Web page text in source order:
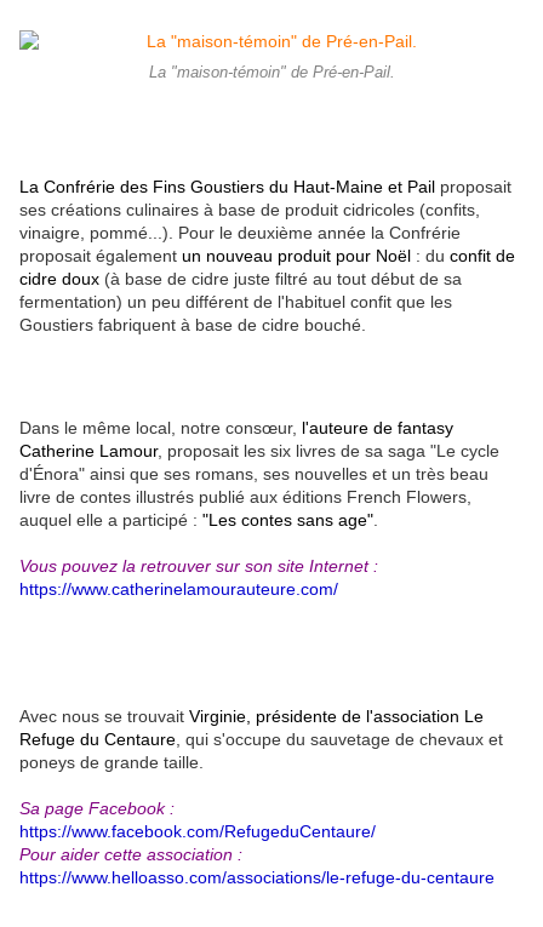
La "maison-témoin" de Pré-en-Pail.
La Confrérie des Fins Goustiers du Haut-Maine et Pail proposait
ses créations culinaires à base de produit cidricoles (confits,
vinaigre, pommé...). Pour le deuxième année la Confrérie
proposait également un nouveau produit pour Noël : du confit de
cidre doux (à base de cidre juste filtré au tout début de sa
fermentation) un peu différent de l'habituel confit que les
Goustiers fabriquent à base de cidre bouché.
Dans le même local, notre consœur, l'auteure de fantasy
Catherine Lamour, proposait les six livres de sa saga "Le cycle
d'Énora" ainsi que ses romans, ses nouvelles et un très beau
livre de contes illustrés publié aux éditions French Flowers,
auquel elle a participé : "Les contes sans age"
Vous pouvez la retrouver sur son site Internet :
https://www.catherinelamourauteure.com/
Avec nous se trouvait Virginie, présidente de l'association Le
Refuge du Centaure , qui s'occupe du sauvetage de chevaux et
poneys de grande taille.
Sa page Facebook :
https://www.facebook.com/RefugeduCentaure/
Pour aider cette association :
https://www.helloasso.com/associations/le-refuge-du-centaure